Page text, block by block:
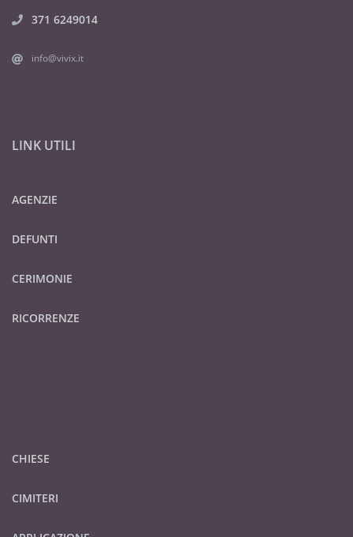
371 6249014
info@vivix.it
LINK UTILI
AGENZIE
DEFUNTI
CERIMONIE
RICORRENZE
CHIESE
CIMITERI